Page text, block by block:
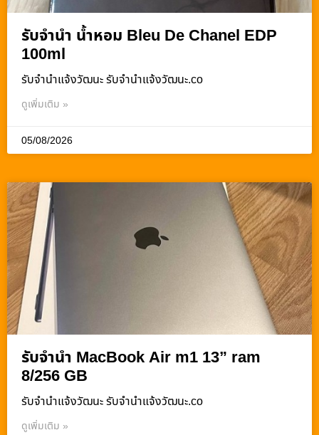
รับจำนำ น้ำหอม Bleu De Chanel EDP
100ml
รับจํานําแจ้งวัฒนะ รับจํานําแจ้งวัฒนะ.co
ดูเพิ่มเติม »
05/08/2026
รับจำนำ MacBook Air m1 13” ram
8/256 GB
รับจํานําแจ้งวัฒนะ รับจํานําแจ้งวัฒนะ.co
ดูเพิ่มเติม »